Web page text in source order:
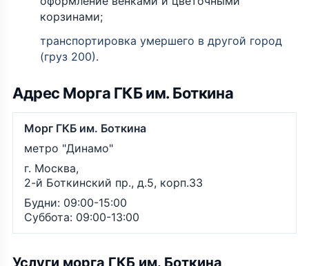
корзинами;
транспортировка умершего в другой город
(груз 200).
Адрес Морга ГКБ им. Боткина
Морг ГКБ им. Боткина
метро "Динамо"
г. Москва,
2-й Боткинский пр., д.5, корп.33
Будни: 09:00-15:00
Суббота: 09:00-13:00